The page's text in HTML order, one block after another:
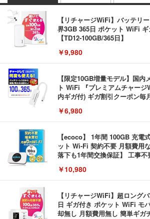
【リチャージWiFi】バッテリ
界3GB 365日 ポケット WiFi
【TD12-100GB/365日】
￥9,980
【限定10GB増量モデル】国内
ト WiFi 『プレミアムチャー
内ギガ付) ギガ割引クーポン毎
バッテリーレス 海外利用可能
￥6,980
【ecoco】 1年間 100GB 充電
ット Wi-Fi 契約不要 月額費用
落下も1年間交換保証】 工事
￥10,980
【リチャージWiFi】超ロング
日 ギガ付き ポケット WiFi モ
却無し 月額費用無し 簡単ギガ